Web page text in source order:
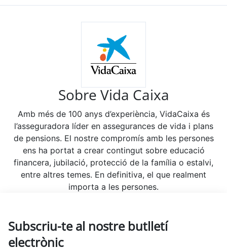
Sobre Vida Caixa
Amb més de 100 anys d’experiència, VidaCaixa és
l’asseguradora líder en assegurances de vida i plans
de pensions. El nostre compromís amb les persones
ens ha portat a crear contingut sobre educació
financera, jubilació, protecció de la família o estalvi,
entre altres temes. En definitiva, el que realment
importa a les persones.
Subscriu-te al nostre butlletí
electrònic